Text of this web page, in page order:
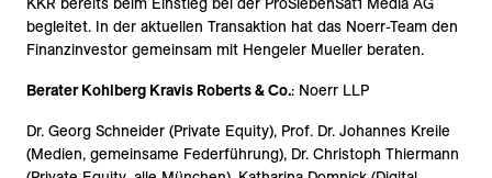
begleitet. In der aktuellen Transaktion hat das Noerr-Team den
Finanzinvestor gemeinsam mit Hengeler Mueller beraten.
Berater Kohlberg Kravis Roberts & Co.: Noerr LLP
Dr. Georg Schneider (Private Equity), Prof. Dr. Johannes Kreile
(Medien, gemeinsame Federführung), Dr. Christoph Thiermann